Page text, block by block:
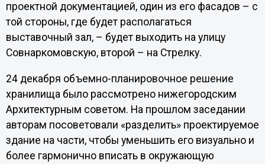
проектной документацией, один из его фасадов – с
той стороны, где будет располагаться
выставочный зал, – будет выходить на улицу
Совнаркомовскую, второй – на Стрелку.
24 декабря объемно-планировочное решение
хранилища было рассмотрено нижегородским
Архитектурным советом. На прошлом заседании
авторам посоветовали «разделить» проектируемое
здание на части, чтобы уменьшить его визуально и
более гармонично вписать в окружающую